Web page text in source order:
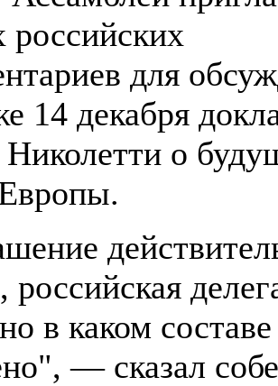
российских
для
14 декабря
о
в каком
— сказал